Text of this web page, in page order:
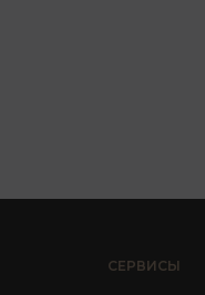
СЕРВИСЫ